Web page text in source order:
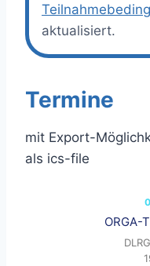
T
aktualisiert.
Termine
mit Export-
als ics-file
ORGA-